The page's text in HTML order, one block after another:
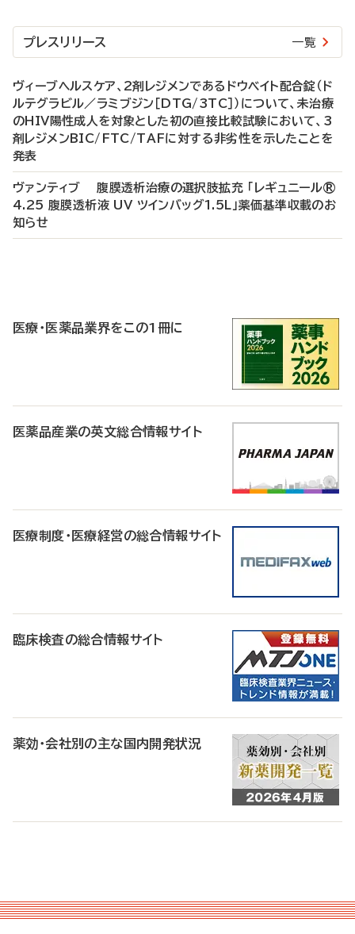
プレスリリース 一覧
ヴィーブヘルスケア、2剤レジメンであるドウベイト配合錠（ド
ルテグラビル／ラミブジン［DTG/3TC］）について、未治療
のHIV陽性成人を対象とした初の直接比較試験において、3
剤レジメンBIC/FTC/TAFに対する非劣性を示したことを
発表
ヴァンティブ 腹膜透析治療の選択肢拡充 「レギュニール®
4.25 腹膜透析液 UV ツインバッグ1.5L」薬価基準収載のお
知らせ
医療・医薬品業界をこの1冊に
医薬品産業の英文総合情報サイト
医療制度・医療経営の総合情報サイト
臨床検査の総合情報サイト
薬効・会社別の主な国内開発状況